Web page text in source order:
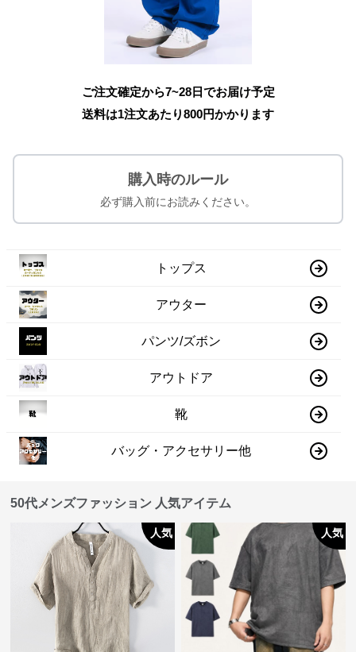
ご注文確定から7~28日でお届け予定
送料は1注文あたり800円かかります
購入時のルール
必ず購入前にお読みください。
トップス
アウター
パンツ/ズボン
アウトドア
靴
バッグ・アクセサリー他
50代メンズファッション 人気アイテム
人気 人気